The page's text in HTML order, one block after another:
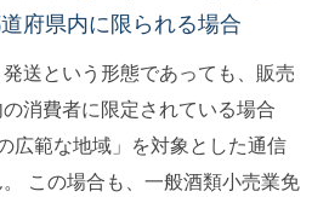
府県内に限られる場合
送という形態であっても、販売
消費者に限定されている場合
広範な地域」を対象とした通信
この場合も、一般酒類小売業免